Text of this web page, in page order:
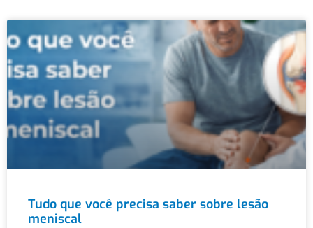
Tudo que você precisa saber sobre lesão
meniscal